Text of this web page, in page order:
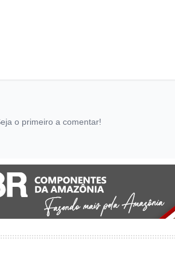
o primeiro a comentar!